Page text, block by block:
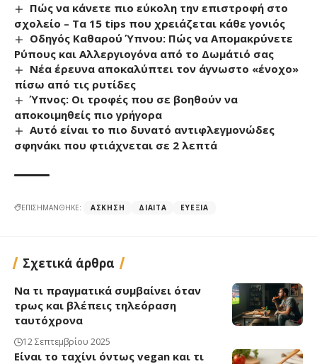
Πώς να κάνετε πιο εύκολη την επιστροφή στο
σχολείο – Τα 15 tips που χρειάζεται κάθε γονιός
Οδηγός Καθαρού Ύπνου: Πώς να Απομακρύνετε
Ρύπους και Αλλεργιογόνα από το Δωμάτιό σας
Νέα έρευνα αποκαλύπτει τον άγνωστο «ένοχο»
πίσω από τις ρυτίδες
Ύπνος: Οι τροφές που σε βοηθούν να
αποκοιμηθείς πιο γρήγορα
Αυτό είναι το πιο δυνατό αντιφλεγμονώδες
σφηνάκι που φτιάχνεται σε 2 λεπτά
ΕΠΙΣΗΜΑΝΘΗΚΕ: ΆΣΚΗΣΗ ΔΊΑΙΤΑ ΕΥΕΞΊΑ
Σχετικά άρθρα
Να τι πραγματικά συμβαίνει όταν
τρως και βλέπεις τηλεόραση
ταυτόχρονα
12 Σεπτεμβρίου 2025
Είναι το ταχίνι όντως vegan και τι